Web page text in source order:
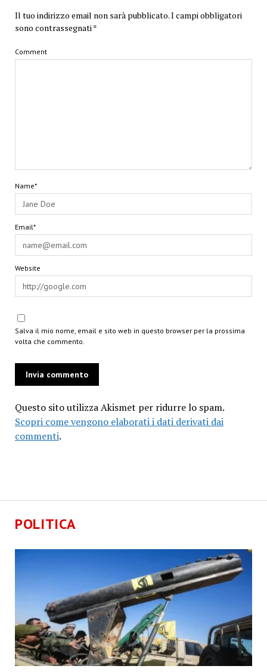
POLITICA
Il tuo indirizzo email non sarà pubblicato.I campi obbligatori
sono contrassegnati *
Comment
Name*
Email*
Website
Salva il mio nome, email e sito web in questo browser per la prossima
volta che commento.
Questo sito utilizza Akismet per ridurre lo spam.
Scopri come vengono elaborati i dati derivati dai
commenti.